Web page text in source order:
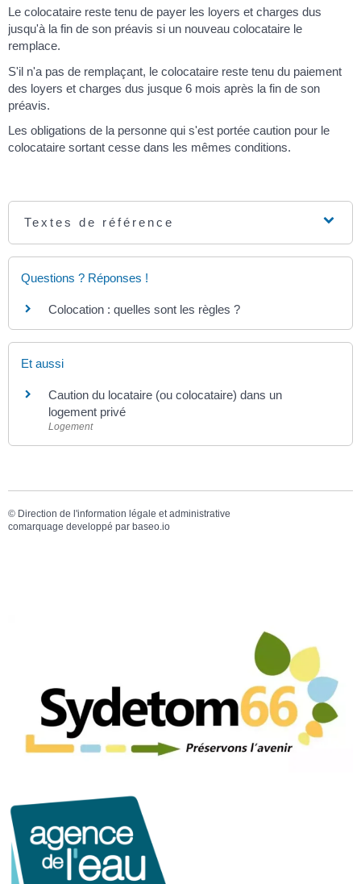
Le colocataire reste tenu de payer les loyers et charges dus
jusqu'à la fin de son préavis si un nouveau colocataire le
remplace.
S'il n'a pas de remplaçant, le colocataire reste tenu du paiement
des loyers et charges dus jusque 6 mois après la fin de son
préavis.
Les obligations de la personne qui s'est portée caution pour le
colocataire sortant cesse dans les mêmes conditions.
Textes de référence
Questions ? Réponses !
Colocation : quelles sont les règles ?
Et aussi
Caution du locataire (ou colocataire) dans un
logement privé
Logement
© Direction de l'information légale et administrative
comarquage developpé par baseo.io